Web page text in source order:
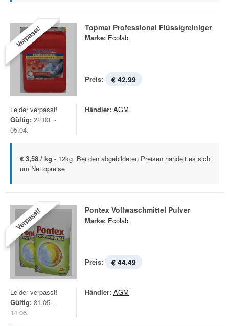
Verpasst! Topmat Professional Flüssigreiniger
Marke: Ecolab
Preis: € 42,99
Leider verpasst!
Gültig: 22.03. -
05.04.
Händler: AGM
€ 3,58 / kg - 12kg. Bei den abgebildeten Preisen handelt es sich
um Nettopreise
Verpasst! Pontex Vollwaschmittel Pulver
Marke: Ecolab
Preis: € 44,49
Leider verpasst!
Gültig: 31.05. -
14.06.
Händler: AGM